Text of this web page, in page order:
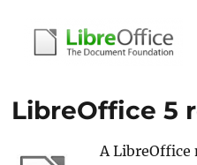
LibreOffice 5
A